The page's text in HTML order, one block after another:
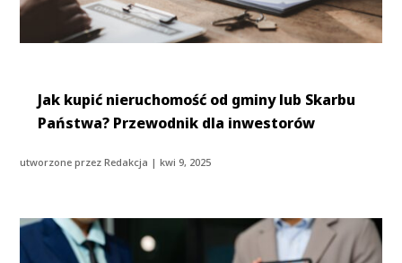
Jak kupić nieruchomość od gminy lub Skarbu
Państwa? Przewodnik dla inwestorów
utworzone przezRedakcja |kwi 9, 2025